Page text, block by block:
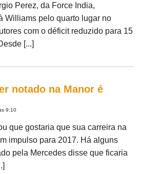
Perez, da Force India,
Williams pelo quarto lugar no
com o déficit reduzido para 15
[...]
notado na Manor é
9:10
que gostaria que sua carreira na
impulso para 2017. Há alguns
pela Mercedes disse que ficaria